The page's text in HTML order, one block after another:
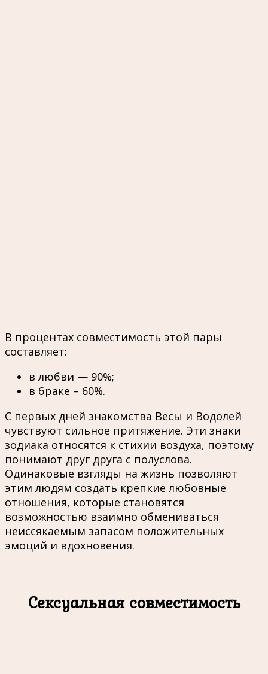
В процентах совместимость этой пары
составляет:
в любви — 90%;
в браке – 60%.
С первых дней знакомства Весы и Водолей
чувствуют сильное притяжение. Эти знаки
зодиака относятся к стихии воздуха, поэтому
понимают друг друга с полуслова.
Одинаковые взгляды на жизнь позволяют
этим людям создать крепкие любовные
отношения, которые становятся
возможностью взаимно обмениваться
неиссякаемым запасом положительных
эмоций и вдохновения.
Сексуальная совместимость